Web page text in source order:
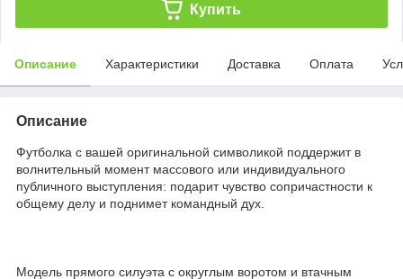
Купить
Описание Характеристики Доставка Оплата
Описание
Футболка с вашей оригинальной символикой поддержит в
волнительный момент массового или индивидуального
публичного выступления: подарит чувство сопричастности к
общему делу и поднимет командный дух.
Модель прямого силуэта с округлым воротом и втачным